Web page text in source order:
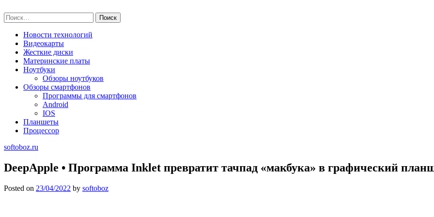
to
content
Найти:
Новости технологий
Видеокарты
Жесткие диски
Материнские платы
Ноутбуки
Обзоры ноутбуков
Обзоры смартфонов
Программы для смартфонов
Android
IOS
Планшеты
Процессор
softoboz.ru
DeepApple • Программа Inklet превратит тачпад «макбука» в графический
Posted on 23/04/2022 by softoboz